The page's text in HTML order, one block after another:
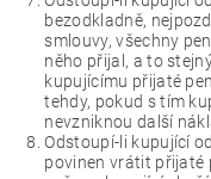
bezodkladně,
smlouvy, všechny
něho přijal, a to
kupujícímu přijaté
tehdy, pokud s tím
nevzniknou další
Odstoupí-li kupující
povinen vrátit přijaté